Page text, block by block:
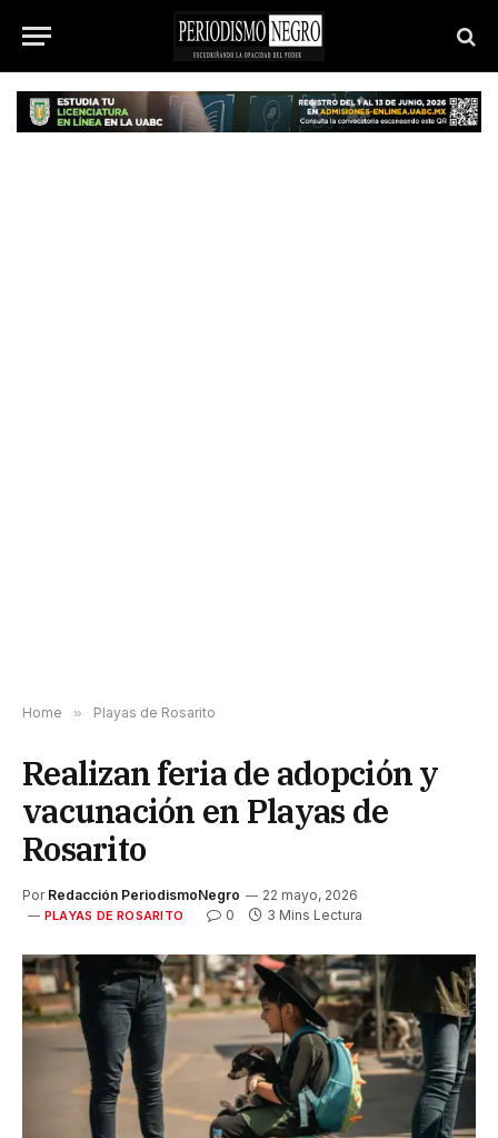
Home » Playas de Rosarito
Realizan feria de adopción y
vacunación en Playas de
Rosarito
Por Redacción PeriodismoNegro 22 mayo, 2026
PLAYAS DE ROSARITO 0 3 Mins Lectura